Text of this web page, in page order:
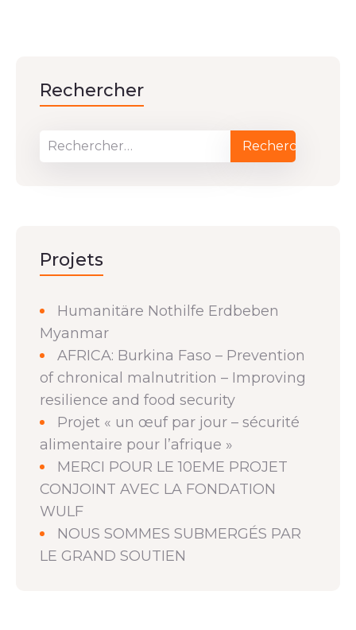
Rechercher
Projets
Humanitäre Nothilfe Erdbeben
Myanmar
AFRICA: Burkina Faso – Prevention
of chronical malnutrition – Improving
resilience and food security
Projet « un œuf par jour – sécurité
alimentaire pour l’afrique »
MERCI POUR LE 10EME PROJET
CONJOINT AVEC LA FONDATION
WULF
NOUS SOMMES SUBMERGÉS PAR
LE GRAND SOUTIEN